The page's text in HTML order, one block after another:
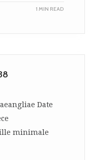
1 MIN READ
Date
minimale